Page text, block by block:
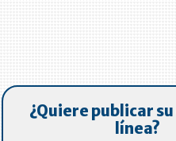
¿Quiere publicar
línea?